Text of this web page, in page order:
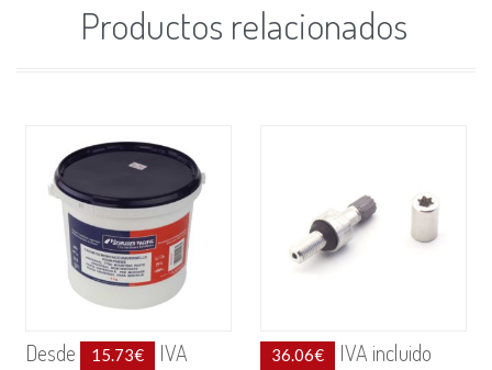
Productos relacionados
Desde 15.73€
IVA
36.06€ IVA incluido